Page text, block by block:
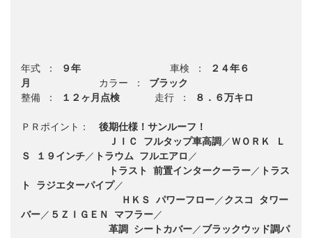
年式 ： ９年 車検 ：
２４年６
月
カラー ： ブラック
整備 ：
１２ヶ月点検 走行 ： ８．６万キロ
ＰＲポイント： 後期仕様！サンルーフ！
ＪＩＣ フルタップ車高調／ＷＯＲＫ Ｌ
Ｓ １９インチ／ トラウム フルエアロ ／
トラスト 前置インタークーラー／ トラス
ト ラジエターパイプ／
ＨＫＳ パワーフロー／クスコ タワー
バー／ ５ＺＩＧＥＮ マフラー／
革調 シートカバー／ブラックウッド調パ